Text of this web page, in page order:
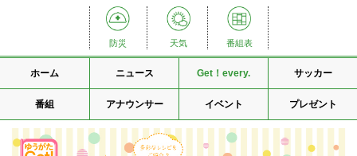
防災 天気 番組表
ホーム ニュース Get！every. サッカー
番組 アナウンサー イベント プレゼント